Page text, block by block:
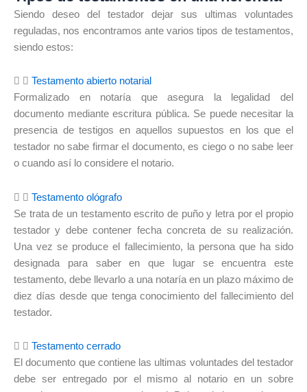
Siendo deseo del testador dejar sus ultimas voluntades
reguladas, nos encontramos ante varios tipos de testamentos,
siendo estos:
Testamento abierto notarial
Formalizado en notaría que asegura la legalidad del
documento mediante escritura pública. Se puede necesitar la
presencia de testigos en aquellos supuestos en los que el
testador no sabe firmar el documento, es ciego o no sabe leer
o cuando así lo considere el notario.
Testamento ológrafo
Se trata de un testamento escrito de puño y letra por el propio
testador y debe contener fecha concreta de su realización.
Una vez se produce el fallecimiento, la persona que ha sido
designada para saber en que lugar se encuentra este
testamento, debe llevarlo a una notaría en un plazo máximo de
diez días desde que tenga conocimiento del fallecimiento del
testador.
Testamento cerrado
El documento que contiene las ultimas voluntades del testador
debe ser entregado por el mismo al notario en un sobre